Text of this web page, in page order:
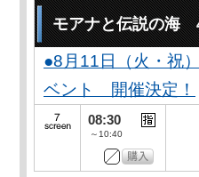
モアナと伝説の海
●8月11日（火・祝
ベント 開催決定！
08:30
～10:40